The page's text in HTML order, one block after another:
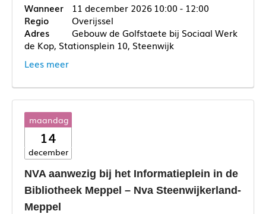
11 december 2026 10:00 - 12:00
Overijssel
Gebouw de Golfstaete bij Sociaal Werk
de Kop, Stationsplein 10, Steenwijk
Lees meer
maandag
14
december
NVA aanwezig bij het Informatieplein in de
Bibliotheek Meppel – Nva Steenwijkerland-
Meppel